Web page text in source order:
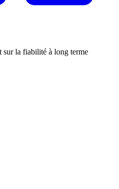
la fiabilité à long terme